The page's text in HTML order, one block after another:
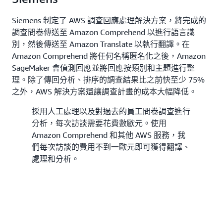
Siemens 制定了 AWS 調查回應處理解決方案，將完成的
調查問卷傳送至 Amazon Comprehend 以進行語言識
別，然後傳送至 Amazon Translate 以執行翻譯。在
Amazon Comprehend 將任何名稱匿名化之後，Amazon
SageMaker 會偵測回應並將回應按類別和主題進行整
理。除了傳回分析、排序的調查結果比之前快至少 75%
之外，AWS 解決方案還讓調查計畫的成本大幅降低。
採用人工處理以及對過去的員工問卷調查進行
分析，每次訪談需要花費數歐元。使用
Amazon Comprehend 和其他 AWS 服務，我
們每次訪談的費用不到一歐元即可獲得翻譯、
處理和分析。